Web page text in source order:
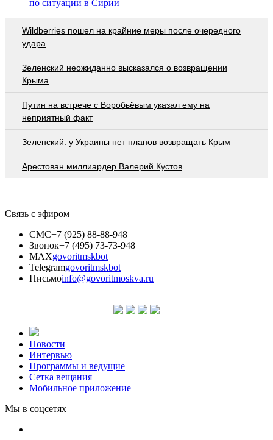
по ситуации в Сирии
Wildberries пошел на крайние меры после очередного
удара
Зеленский неожиданно высказался о возвращении
Крыма
Путин на встрече с Воробьёвым указал ему на
неприятный факт
Зеленский: у Украины нет планов возвращать Крым
Арестован миллиардер Валерий Кустов
Связь с эфиром
СМС+7 (925) 88-88-948
Звонок+7 (495) 73-73-948
MAXgovoritmskbot
Telegramgovoritmskbot
Письмоinfo@govoritmoskva.ru
Новости
Интервью
Программы и ведущие
Сетка вещания
Мобильное приложение
Мы в соцсетях